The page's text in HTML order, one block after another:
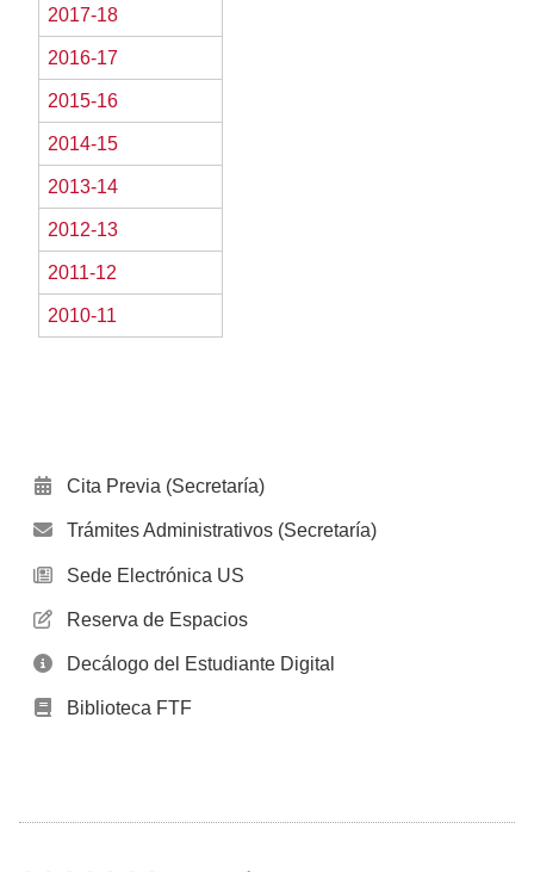
2017-18
2016-17
2015-16
2014-15
2013-14
2012-13
2011-12
2010-11
Cita Previa (Secretaría)
Trámites Administrativos (Secretaría)
Sede Electrónica US
Reserva de Espacios
Decálogo del Estudiante Digital
Biblioteca FTF